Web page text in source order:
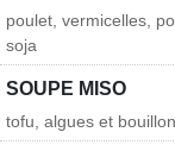
poulet, vermicelles,
soja
SOUPE MISO
tofu, algues et